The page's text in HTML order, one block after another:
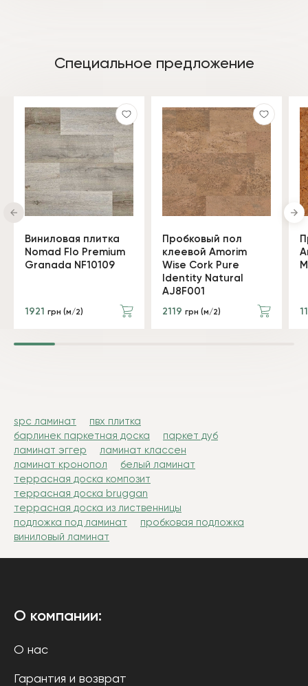
Специальное предложение
Виниловая плитка
Nomad Flo Premium
Granada NF10109
1921 грн (м/2)
Пробковый пол
клеевой Amorim
Wise Cork Pure
Identity Natural
AJ8F001
2119 грн (м/2)
spc ламинат
пвх плитка
барлинек паркетная доска
паркет дуб
ламинат эггер
ламинат классен
ламинат кронопол
белый ламинат
террасная доска композит
террасная доска bruggan
террасная доска из лиственницы
подложка под ламинат
пробковая подложка
виниловый ламинат
О компании:
О нас
Гарантия и возврат